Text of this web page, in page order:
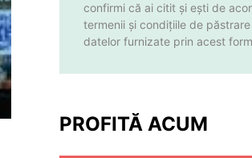
confirmi că ai citit și ești de
termenii și condițiile de păstrare
datelor furnizate prin acest
PROFITĂ ACUM